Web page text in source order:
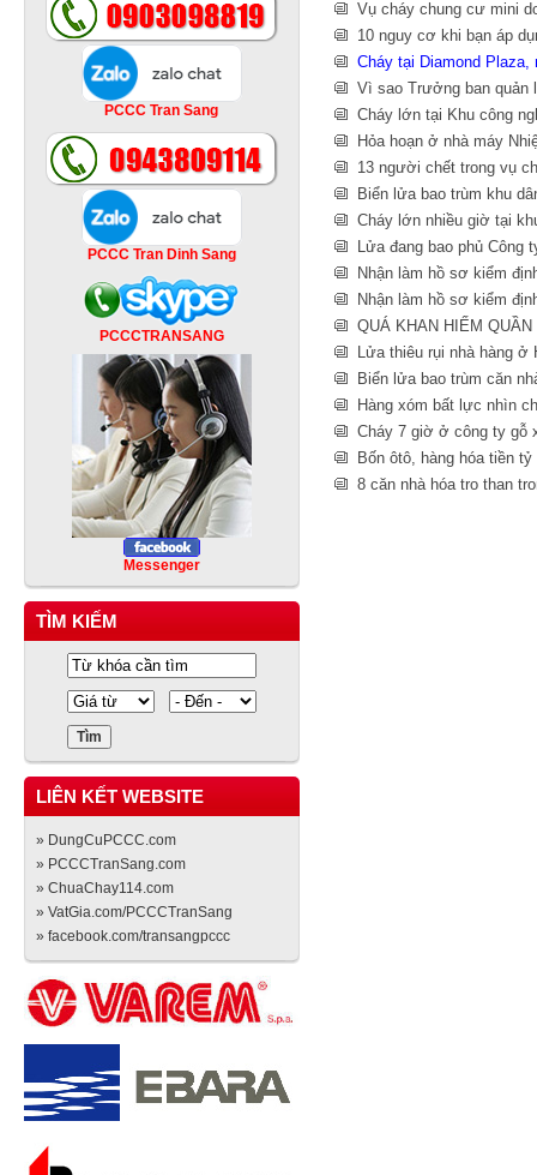
PCCC Tran Sang
PCCC Tran Dinh Sang
PCCCTRANSANG
Messenger
TÌM KIẾM
LIÊN KẾT WEBSITE
» DungCuPCCC.com
» PCCCTranSang.com
» ChuaChay114.com
» VatGia.com/PCCCTranSang
» facebook.com/transangpccc
Vụ cháy chung cư mini
10 nguy cơ khi bạn áp
Cháy tại Diamond
Vì sao Trưởng ban quản
Cháy lớn tại Khu công
Hỏa hoạn ở nhà máy
13 người chết trong vụ
Biển lửa bao trùm khu
Cháy lớn nhiều giờ tại
Lửa đang bao phủ Công
Nhận làm hồ sơ kiểm
Nhận làm hồ sơ kiểm
QUÁ KHAN HIẾM
Lửa thiêu rụi nhà hàng ở
Biển lửa bao trùm căn
Hàng xóm bất lực nhìn
Cháy 7 giờ ở công ty gỗ
Bốn ôtô, hàng hóa tiền
8 căn nhà hóa tro than